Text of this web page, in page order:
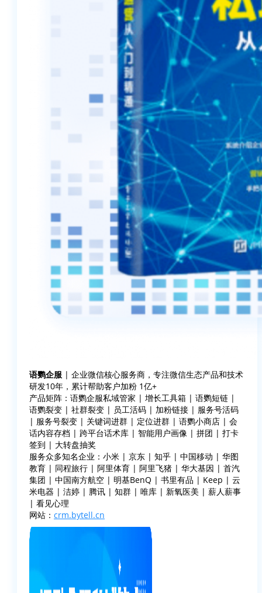
语鹦企服 | 企业微信核心服务商，专注微信生态产品和技术
研发10年，累计帮助客户加粉 1亿+
产品矩阵：语鹦企服私域管家 | 增长工具箱 | 语鹦短链 |
语鹦裂变 | 社群裂变 | 员工活码 | 加粉链接 | 服务号活码
| 服务号裂变 | 关键词进群 | 定位进群 | 语鹦小商店 | 会
话内容存档 | 跨平台话术库 | 智能用户画像 | 拼团 | 打卡
签到 | 大转盘抽奖
服务众多知名企业：小米 | 京东 | 知乎 | 中国移动 | 华图
教育 | 同程旅行 | 阿里体育 | 阿里飞猪 | 华大基因 | 首汽
集团 | 中国南方航空 | 明基BenQ | 书里有品 | Keep | 云
米电器 | 洁婷 | 腾讯 | 知群 | 唯库 | 新氧医美 | 薪人薪事
| 看见心理
网站： crm.bytell.cn